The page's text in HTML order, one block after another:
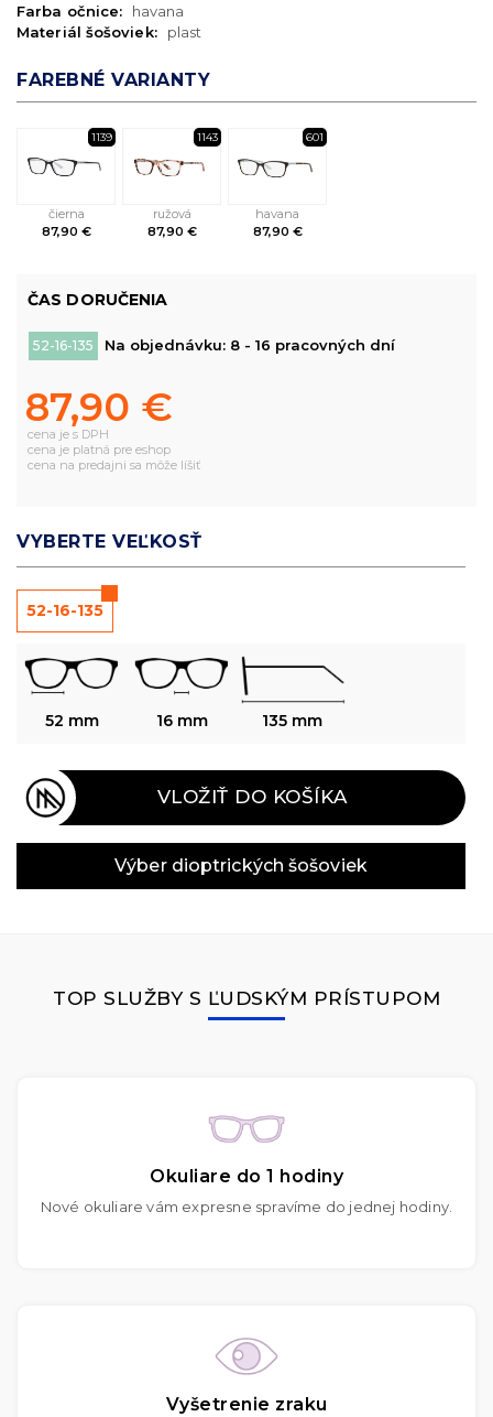
Farba očnice:
havana
Materiál šošoviek:
plast
FAREBNÉ VARIANTY
1139
čierna
87,90 €
1143
ružová
87,90 €
601
havana
87,90 €
ČAS DORUČENIA
52-16-135 Na objednávku: 8 - 16 pracovných dní
87,90 €
cena je s DPH
cena je platná pre eshop
cena na predajni sa môže líšiť
VYBERTE VEĽKOSŤ
52-16-135
52 mm 16 mm 135 mm
VLOŽIŤ DO KOŠÍKA
Výber dioptrických šošoviek
TOP SLUŽBY S ĽUDSKÝM PRÍSTUPOM
Okuliare do 1 hodiny
Nové okuliare vám expresne spravíme do jednej hodiny.
Vyšetrenie zraku